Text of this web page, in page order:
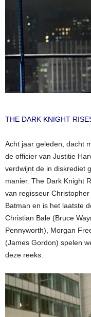
THE DARK KNIGHT
Acht jaar geleden, dacht
de officier van Justitie
verdwijnt de in diskrediet
manier. The Dark Knight
van regisseur
Batman en is het laatste
Christian Bale (Bruce
Pennyworth), Morgan
(James Gordon) spelen
deze reeks.